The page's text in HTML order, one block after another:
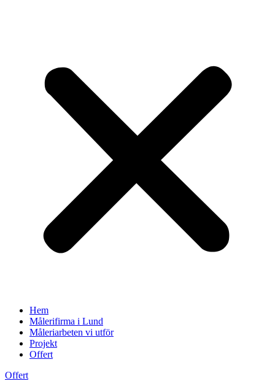
Hem
Målerifirma i Lund
Måleriarbeten vi utför
Projekt
Offert
Offert